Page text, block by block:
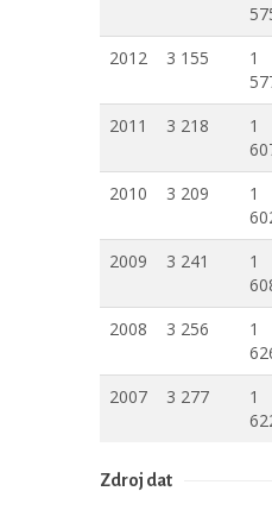
2012
3 155
1
2011
3 218
1
2010
3 209
1
2009
3 241
1
2008
3 256
1
2007
3 277
1
Zdroj dat